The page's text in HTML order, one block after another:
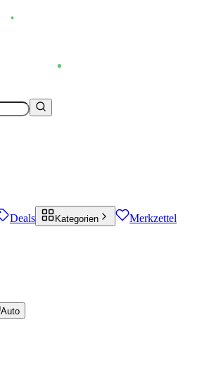
Deals Kategorien Merkzettel
Auto